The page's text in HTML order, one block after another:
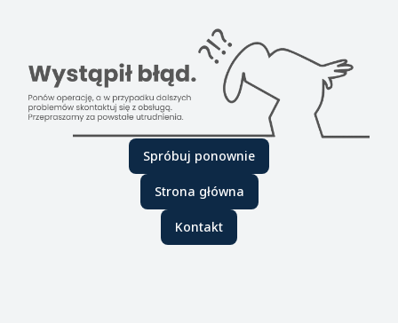
Spróbuj ponownie
Strona główna
Kontakt